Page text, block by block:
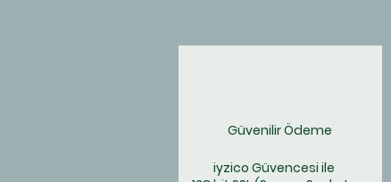
Güvenilir Ödeme
iyzico Güvencesi ile